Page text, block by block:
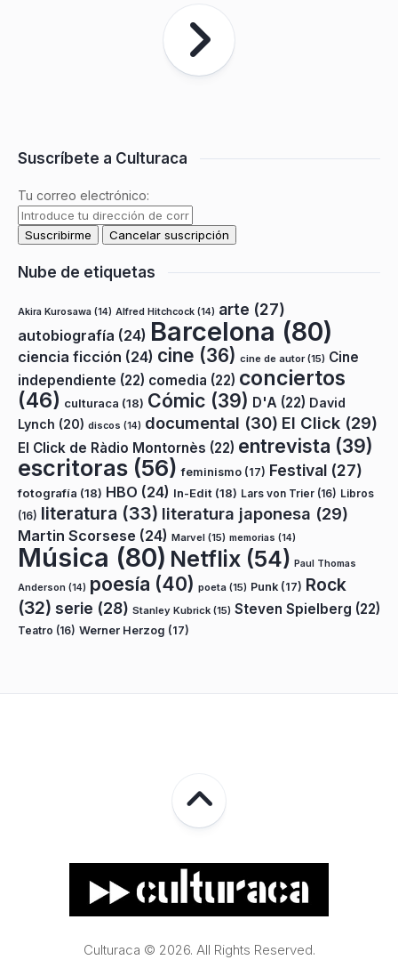
Suscríbete a Culturaca
Tu correo electrónico:
Nube de etiquetas
Akira Kurosawa (14) Alfred Hitchcock (14) arte (27)
autobiografía (24) Barcelona (80)
ciencia ficción (24) cine (36) cine de autor(15) Cine
independiente (22) comedia (22) conciertos
(46) culturaca (18) Cómic (39) D'A (22) David
Lynch (20) discos (14) documental (30) El Click (29)
El Click de Ràdio Montornès (22) entrevista (39)
escritoras (56) feminismo (17) Festival (27)
fotografía (18) HBO (24) In-Edit (18) Lars von Trier (16) Libros
(16) literatura (33) literatura japonesa (29)
Martin Scorsese (24) Marvel (15) memorias (14)
Música (80) Netflix (54) Paul Thomas
Anderson (14) poesía (40) poeta (15) Punk (17) Rock
(32) serie (28) Stanley Kubrick (15) Steven Spielberg (22)
Teatro (16) Werner Herzog (17)
Culturaca © 2026. All Rights Reserved.